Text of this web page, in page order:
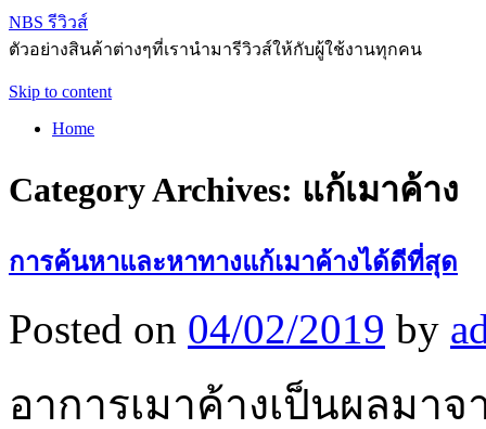
NBS รีวิวส์
ตัวอย่างสินค้าต่างๆที่เรานำมารีวิวส์ให้กับผู้ใช้งานทุกคน
Skip to content
Home
Category Archives: แก้เมาค้าง
การค้นหาและหาทางแก้เมาค้างได้ดีที่สุด
Posted on 04/02/2019 by
อาการเมาค้างเป็นผลมา